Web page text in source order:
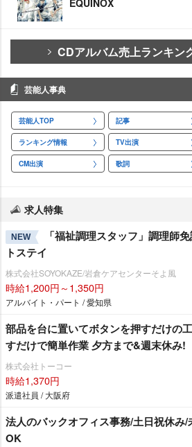
EQUINOX
CDアルバム売上ランキン
芸能人事典
芸能人TOP 記事
ランキング情報 TV出演
CM出演 歌詞
求人特集
NEW
「福祉調理スタッフ」調理師
トステイ
株式会社SOYOKAZE/岩倉ケアセンターそよ風
時給1,200円～1,350円
アルバイト・パート / 愛知県
部品を台に置いてボタンを押すだけの
すだけで簡単作業 夕方まで&週末休み!
株式会社トーコー
時給1,370円
派遣社員 / 大阪府
法人のバックオフィス事務/土日祝休み
OK